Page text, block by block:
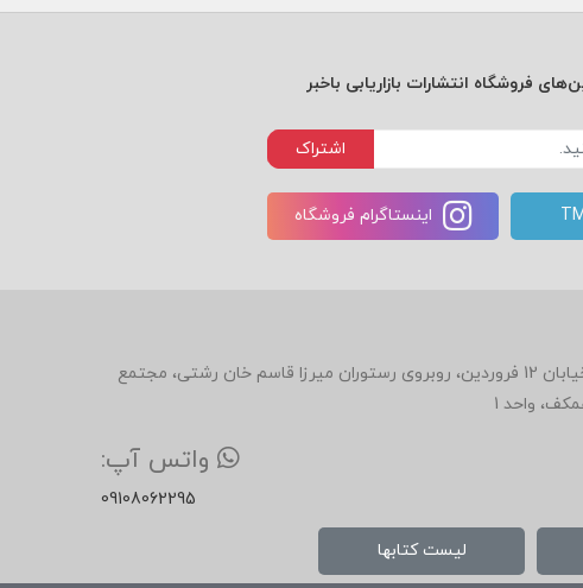
فروشگاه انتشارات بازاریابی باخبر
اشتراک
اینستاگرام فروشگاه
میدان انقلاب، ابتدای خیابان 12 فروردین، روبروی رستوران میرزا قاسم خان رشتی، مجتمع
واحد 1
واتس آپ:
09108062295
لیست کتابها